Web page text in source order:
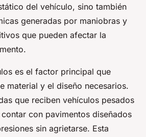
del vehículo, sino también
generadas por maniobras y
que pueden afectar la
es el factor principal que
material y el diseño necesarios.
que reciben vehículos pesados
con pavimentos diseñados
sin agrietarse. Esta